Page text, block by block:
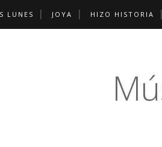
LUNES JOYA HIZO HISTORIA